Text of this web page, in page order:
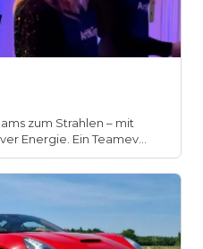
zum Strahlen – mit
Energie. Ein Teamev...